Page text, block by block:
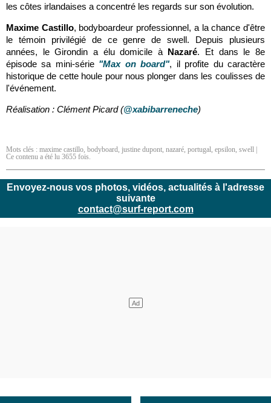
les côtes irlandaises a concentré les regards sur son évolution.
Maxime Castillo, bodyboardeur professionnel, a la chance d'être
le témoin privilégié de ce genre de swell. Depuis plusieurs
années, le Girondin a élu domicile à Nazaré. Et dans le 8e
épisode sa mini-série "Max on board", ilprofite du caractère
historique de cette houle pour nous plonger dans les coulisses de
l'événement.
Réalisation : Clément Picard (@xabibarreneche)
Mots clés : maxime castillo, bodyboard, justine dupont, nazaré, portugal, epsilon, swell
Ce contenu a été lu 3655 fois.
Envoyez-nous vos photos, vidéos, actualités à l'adresse
suivante
contact@surf-report.com